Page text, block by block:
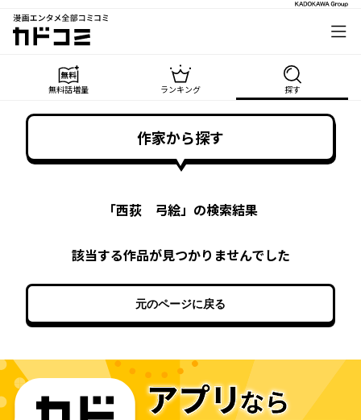
漫画エンタメ全部コミコミ
カドコミ
無料話増量 ランキング 探す
作家から探す
「西荻 弓絵」の検索結果
該当する作品が見つかりませんでした
元のページに戻る